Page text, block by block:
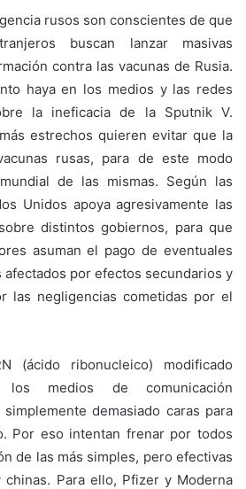
rusos son conscientes de que
buscan lanzar masivas
contra las vacunas de Rusia.
haya en los medios y las redes
la ineficacia de la Sputnik V.
estrechos quieren evitar que la
rusas, para de este modo
de las mismas. Según las
Unidos apoya agresivamente las
distintos gobiernos, para que
asuman el pago de eventuales
afectados por efectos secundarios y
las negligencias cometidas por el
(ácido ribonucleico) modificado
los medios de comunicación
demasiado caras para
Por eso intentan frenar por todos
de las más simples, pero efectivas
Para ello, Pfizer y Moderna